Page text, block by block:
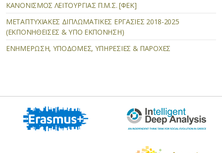
ΚΑΝΟΝΙΣΜΟΣ ΛΕΙΤΟΥΡΓΙΑΣ Π.Μ.Σ. [ΦΕΚ]
ΜΕΤΑΠΤΥΧΙΑΚΕΣ ΔΙΠΛΩΜΑΤΙΚΕΣ ΕΡΓΑΣΙΕΣ 2018-2025
(ΕΚΠΟΝΗΘΕΙΣΕΣ & ΥΠΟ ΕΚΠΟΝΗΣΗ)
ΕΝΗΜΕΡΩΣΗ, ΥΠΟΔΟΜΕΣ, ΥΠΗΡΕΣΙΕΣ & ΠΑΡΟΧΕΣ